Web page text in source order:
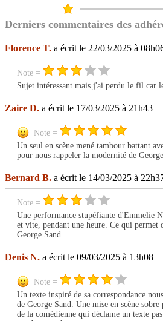
Derniers commentaires des
Florence T. a écrit le 22/03/2025 à
Note =
Sujet intéressant mais j'ai perdu le fil car
Zaire D. a écrit le 17/03/2025 à 21h43
Note =
Un seul en scène mené tambour battant
pour nous rappeler la modernité de
Bernard B. a écrit le 14/03/2025 à
Note =
Une performance stupéfiante d'Emmelie
et vite, pendant une heure. Ce qui permet
George Sand.
Denis N. a écrit le 09/03/2025 à 13h08
Note =
Un texte inspiré de sa correspondance
de George Sand. Une mise en scène
de la comédienne qui déclame un texte